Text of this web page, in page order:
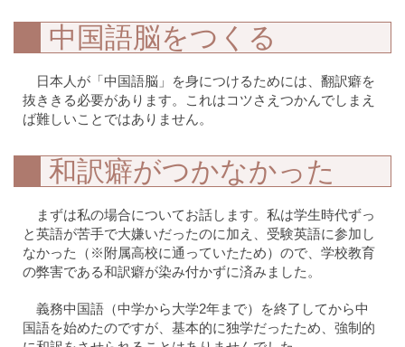
中国語脳をつくる
日本人が「中国語脳」を身につけるためには、翻訳癖を
抜ききる必要があります。これはコツさえつかんでしまえ
ば難しいことではありません。
和訳癖がつかなかった
まずは私の場合についてお話します。私は学生時代ずっ
と英語が苦手で大嫌いだったのに加え、受験英語に参加し
なかった（※附属高校に通っていたため）ので、学校教育
の弊害である和訳癖が染み付かずに済みました。
義務中国語（中学から大学2年まで）を終了してから中
国語を始めたのですが、基本的に独学だったため、強制的